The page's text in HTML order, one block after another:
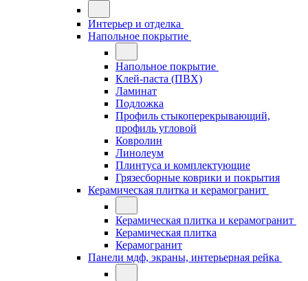
Интерьер и отделка
Напольное покрытие
Напольное покрытие
Клей-паста (ПВХ)
Ламинат
Подложка
Профиль стыкоперекрывающий,
профиль угловой
Ковролин
Линолеум
Плинтуса и комплектующие
Грязесборные коврики и покрытия
Керамическая плитка и керамогранит
Керамическая плитка и керамогранит
Керамическая плитка
Керамогранит
Панели мдф, экраны, интерьерная рейка